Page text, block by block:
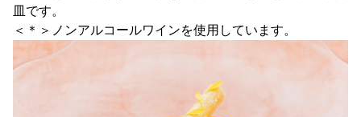
皿です。
＜＊＞ノンアルコールワインを使用しています。